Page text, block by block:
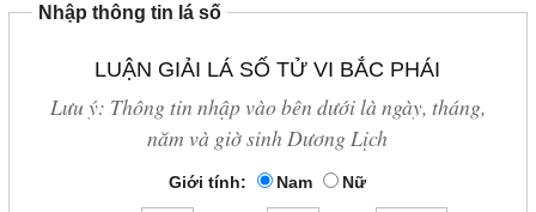
Nhập thông tin lá số
LUẬN GIẢI LÁ SỐ TỬ VI BẮC PHÁI
Lưu ý: Thông tin nhập vào bên dưới là ngày, tháng,
năm và giờ sinh Dương Lịch
Giới tính: Nam Nữ